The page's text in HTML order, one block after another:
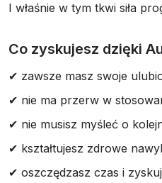
I właśnie w tym tkwi siła
Co zyskujesz dzięki
✔ zawsze masz swoje
✔ nie ma przerw w
✔ nie musisz myśleć o
✔ kształtujesz zdrowe
✔ oszczędzasz czas i